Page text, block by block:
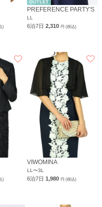
)
PREFERENCE PARTY'S
LL
6泊7日2,310円 (税込)
)
VIWOMINA
LL〜3L
6泊7日1,980円 (税込)